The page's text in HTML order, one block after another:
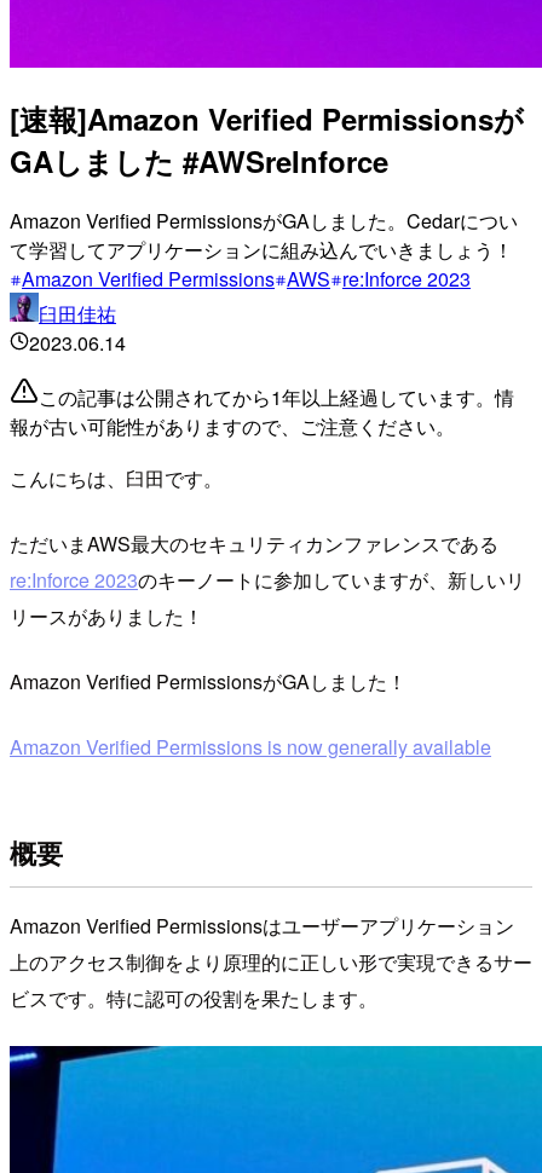
[速報]Amazon Verified Permissionsが
GAしました #AWSreInforce
Amazon Verified PermissionsがGAしました。Cedarについ
て学習してアプリケーションに組み込んでいきましょう！
Amazon Verified Permissions AWS re:Inforce 2023
臼田佳祐
2023.06.14
この記事は公開されてから1年以上経過しています。情
報が古い可能性がありますので、ご注意ください。
こんにちは、臼田です。
ただいまAWS最大のセキュリティカンファレンスである
re:Inforce 2023のキーノートに参加していますが、新しいリ
リースがありました！
Amazon Verified PermissionsがGAしました！
Amazon Verified Permissions is now generally available
概要
Amazon Verified Permissionsはユーザーアプリケーション
上のアクセス制御をより原理的に正しい形で実現できるサー
ビスです。特に認可の役割を果たします。